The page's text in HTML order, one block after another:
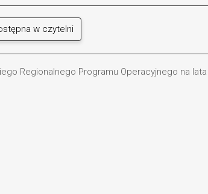
w czytelni
Regionalnego Programu Operacyjnego na